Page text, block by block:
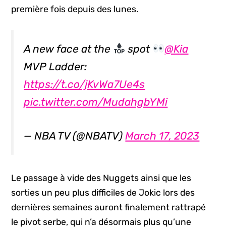
première fois depuis des lunes.
A new face at the spot
@Kia
MVP Ladder:
https://t.co/jKvWa7Ue4s
pic.twitter.com/MudahgbYMi
— NBA TV (@NBATV)March 17, 2023
Le passage à vide des Nuggets ainsi que les
sorties un peu plus difficiles de Jokic lors des
dernières semaines auront finalement rattrapé
le pivot serbe, qui n’a désormais plus qu’une